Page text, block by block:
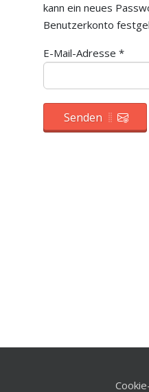
kann ein neues
Benutzerkonto
E-Mail-Adresse *
Senden